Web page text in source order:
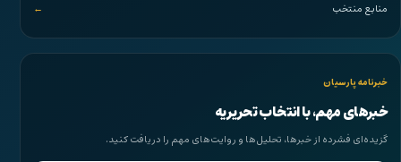
منابع منتخب
خبرنامه پارسیان
خبرهای مهم، با انتخاب تحریریه
گزیده‌ای فشرده از خبرها، تحلیل‌ها و روایت‌های مهم را دریافت کنید.